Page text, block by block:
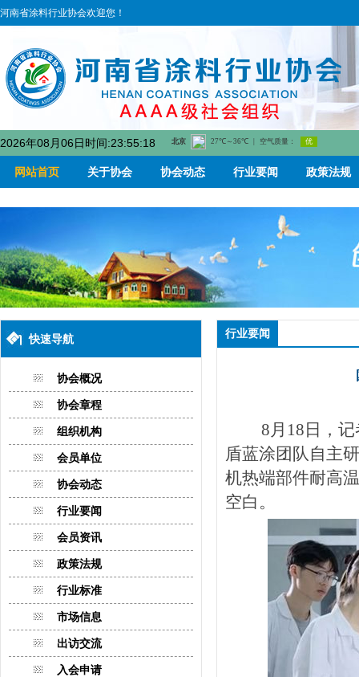
河南省涂料行业协会欢迎您！
2026年08月06日时间:23:55:18
网站首页 关于协会 协会动态 行业要闻 政策法规
快速导航
协会概况
协会章程
组织机构
会员单位
协会动态
行业要闻
会员资讯
政策法规
行业标准
市场信息
出访交流
入会申请
行业要闻
8月18日，
盾蓝涂团队自主
机热端部件耐高
空白。